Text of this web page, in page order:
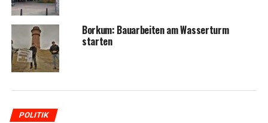
Bor­kum: Bau­ar­bei­ten am Was­ser­turm
starten
POLITIK